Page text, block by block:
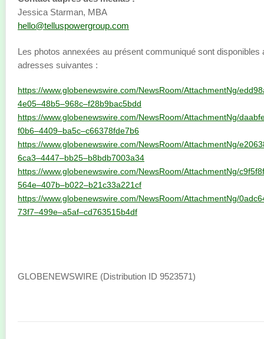
Jessica Starman, MBA
hello@telluspowergroup.com
Les photos annexées au présent communiqué sont disponibles
adresses suivantes :
https://www.globenewswire.com/NewsRoom/AttachmentNg/
4e05–48b5–968c–f28b9bac5bdd
https://www.globenewswire.com/NewsRoom/AttachmentNg/
f0b6–4409–ba5c–c66378fde7b6
https://www.globenewswire.com/NewsRoom/AttachmentNg/
6ca3–4447–bb25–b8bdb7003a34
https://www.globenewswire.com/NewsRoom/AttachmentNg/
564e–407b–b022–b21c33a221cf
https://www.globenewswire.com/NewsRoom/AttachmentNg/
73f7–499e–a5af–cd763515b4df
GLOBENEWSWIRE (Distribution ID 9523571)